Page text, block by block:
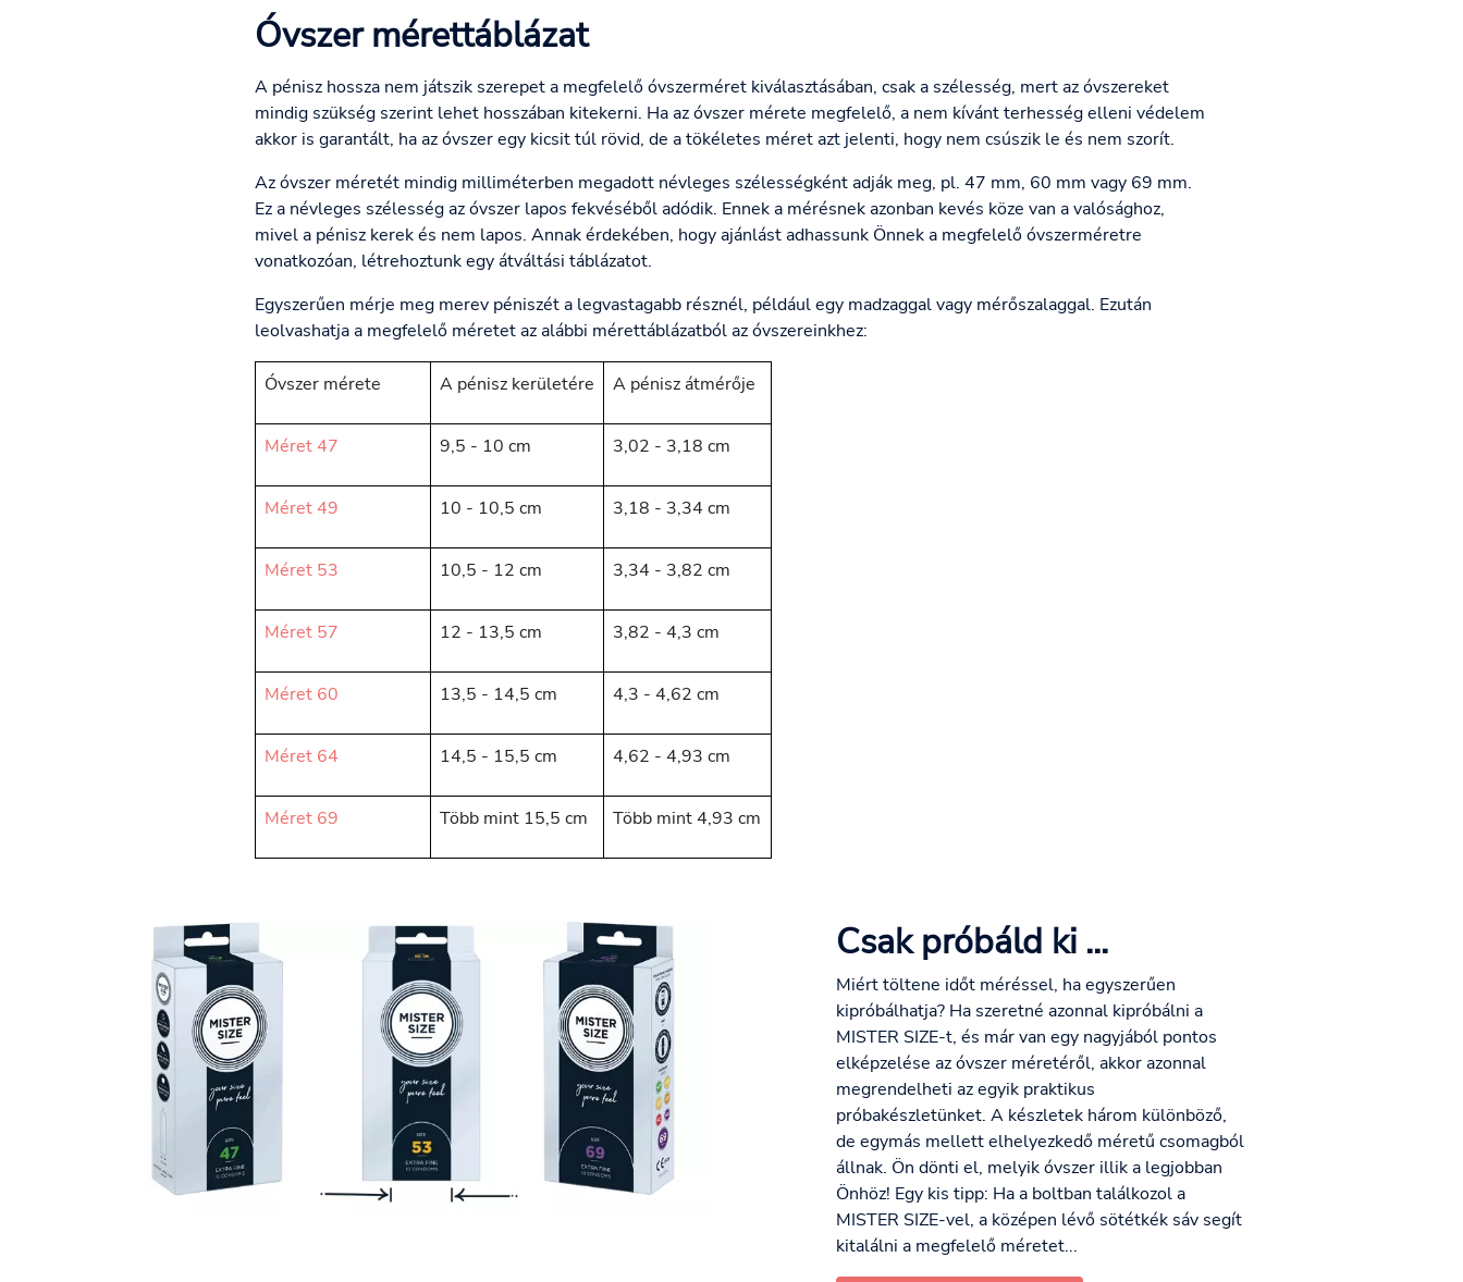
Óvszer mérettáblázat
A pénisz hossza nem játszik szerepet a megfelelő óvszerméret kiválasztásában, csak a szélesség, mert az óvszereket
mindig szükség szerint lehet hosszában kitekerni. Ha az óvszer mérete megfelelő, a nem kívánt terhesség elleni védelem
akkor is garantált, ha az óvszer egy kicsit túl rövid, de a tökéletes méret azt jelenti, hogy nem csúszik le és nem szorít.
Az óvszer méretét mindig milliméterben megadott névleges szélességként adják meg, pl. 47 mm, 60 mm vagy 69 mm.
Ez a névleges szélesség az óvszer lapos fekvéséből adódik. Ennek a mérésnek azonban kevés köze van a valósághoz,
mivel a pénisz kerek és nem lapos. Annak érdekében, hogy ajánlást adhassunk Önnek a megfelelő óvszerméretre
vonatkozóan, létrehoztunk egy átváltási táblázatot.
Egyszerűen mérje meg merev péniszét a legvastagabb résznél, például egy madzaggal vagy mérőszalaggal. Ezután
leolvashatja a megfelelő méretet az alábbi mérettáblázatból az óvszereinkhez:
Óvszer mérete A pénisz kerületére A pénisz átmérője
Méret 47 9,5 - 10 cm 3,02 - 3,18 cm
Méret 49 10 - 10,5 cm 3,18 - 3,34 cm
Méret 53 10,5 - 12 cm 3,34 - 3,82 cm
Méret 57 12 - 13,5 cm 3,82 - 4,3 cm
Méret 60 13,5 - 14,5 cm 4,3 - 4,62 cm
Méret 64 14,5 - 15,5 cm 4,62 - 4,93 cm
Méret 69 Több mint 15,5 cm Több mint 4,93 cm
Csak próbáld ki ...
Miért töltene időt méréssel, ha egyszerűen
kipróbálhatja? Ha szeretné azonnal kipróbálni a
MISTER SIZE-t, és már van egy nagyjából pontos
elképzelése az óvszer méretéről, akkor azonnal
megrendelheti az egyik praktikus
próbakészletünket. A készletek három különböző,
de egymás mellett elhelyezkedő méretű csomagból
állnak. Ön dönti el, melyik óvszer illik a legjobban
Önhöz! Egy kis tipp: Ha a boltban találkozol a
MISTER SIZE-vel, a középen lévő sötétkék sáv segít
kitalálni a megfelelő méretet...